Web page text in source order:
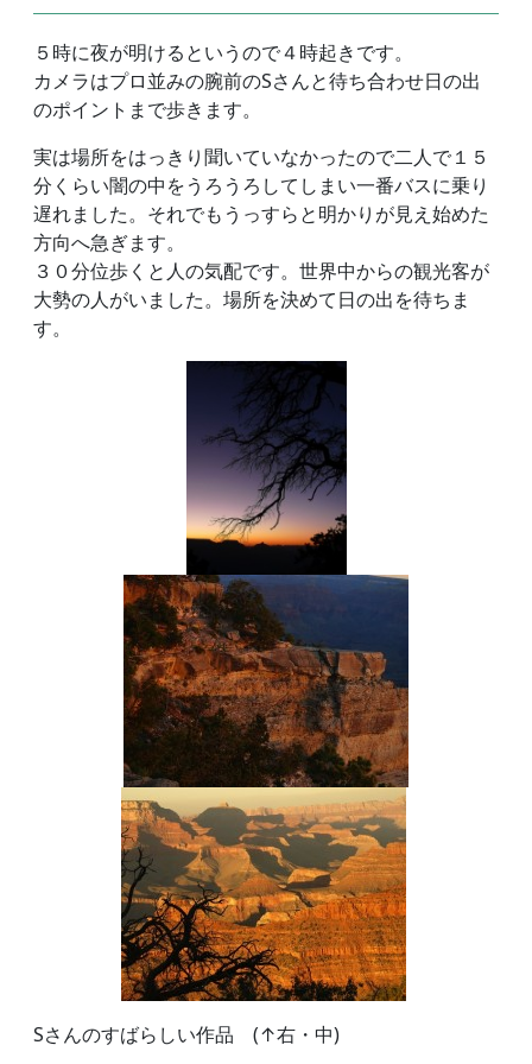
５時に夜が明けるというので４時起きです。
カメラはプロ並みの腕前のSさんと待ち合わせ日の出
のポイントまで歩きます。
実は場所をはっきり聞いていなかったので二人で１５
分くらい闇の中をうろうろしてしまい一番バスに乗り
遅れました。それでもうっすらと明かりが見え始めた
方向へ急ぎます。
３０分位歩くと人の気配です。世界中からの観光客が
大勢の人がいました。場所を決めて日の出を待ちま
す。
Sさんのすばらしい作品 (↑右・中)